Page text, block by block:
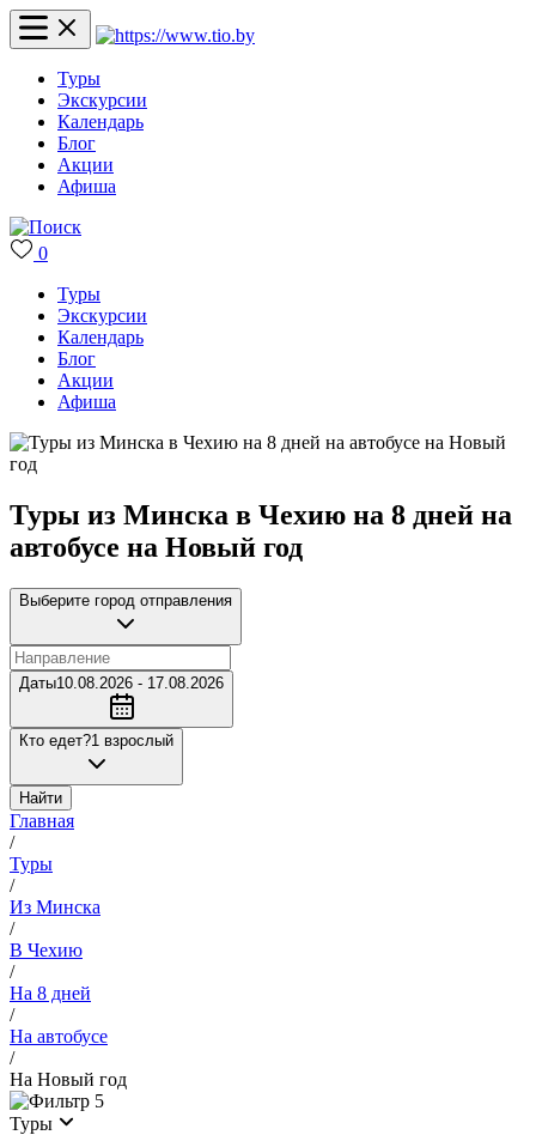
Туры
Экскурсии
Календарь
Блог
Акции
Афиша
0
Туры
Экскурсии
Календарь
Блог
Акции
Афиша
Туры из Минска в Чехию на 8 дней на
автобусе на Новый год
Выберите город отправления
Даты10.08.2026 - 17.08.2026
Кто едет?1 взрослый
Найти
Главная
/
Туры
/
Из Минска
/
В Чехию
/
На 8 дней
/
На автобусе
/
На Новый год
5
Туры